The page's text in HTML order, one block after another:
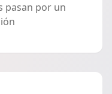
pasan por un